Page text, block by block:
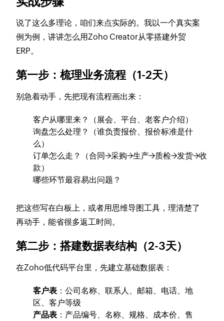
说了这么多理论，咱们来点实际的。我以一个真实案
例为例，讲讲怎么用Zoho Creator从零搭建外贸
ERP。
第一步：梳理业务流程（1-2天）
别急着动手，先把现有流程画出来：
客户从哪里来？（展会、平台、老客户介绍）
询盘怎么处理？（谁负责报价、报价标准是什
么）
订单怎么走？（合同→采购→生产→质检→发货→收
款）
哪些环节最容易出问题？
把这些写在白板上，或者用思维导图工具，理清楚了
再动手，能省很多返工时间。
第二步：搭建数据表结构（2-3天）
在Zoho低代码平台里，先建立基础数据表：
客户表 ：公司名称、联系人、邮箱、电话、地
区、客户等级
产品表 ：产品编号、名称、规格、成本价、售